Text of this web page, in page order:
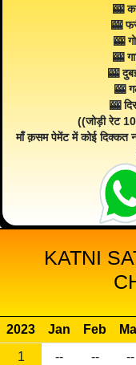
🎰
🎰
🎰
🎰
🎰
🎰
🎰
((जोड़ी रेट
माँ क़सम पेमेंट में कोई दिक्कत
KATNI
2023 Jan Feb
1
-- -- --